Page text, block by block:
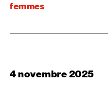
femmes
4 novembre 2025